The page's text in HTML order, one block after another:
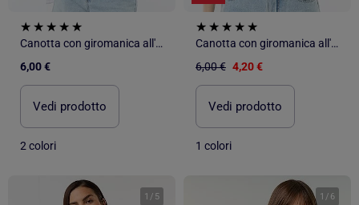
Canotta con giromanica all'americana
6,00 €
Vedi prodotto
2 colori
Canotta con giromanica all'americana
6,00 € 4,20 €
Vedi prodotto
1 colori
1 / 5 1 / 6